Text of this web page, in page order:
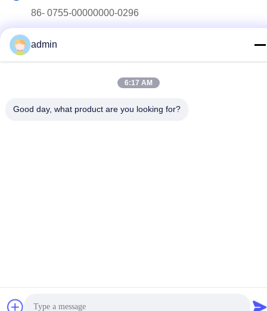
86- 0755-00000000-0296
admin
6:17 AM
Good day, what product are you looking for?